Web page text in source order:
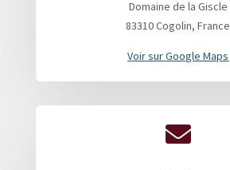
Domaine de la Giscle
83310 Cogolin, France
Voir sur Google Maps
